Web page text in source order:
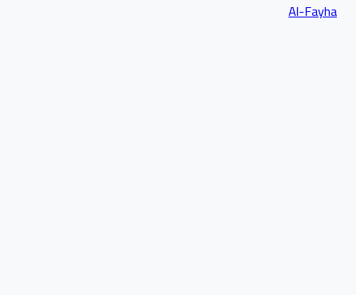
Al-Fayha